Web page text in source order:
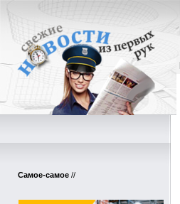
Самое-самое //